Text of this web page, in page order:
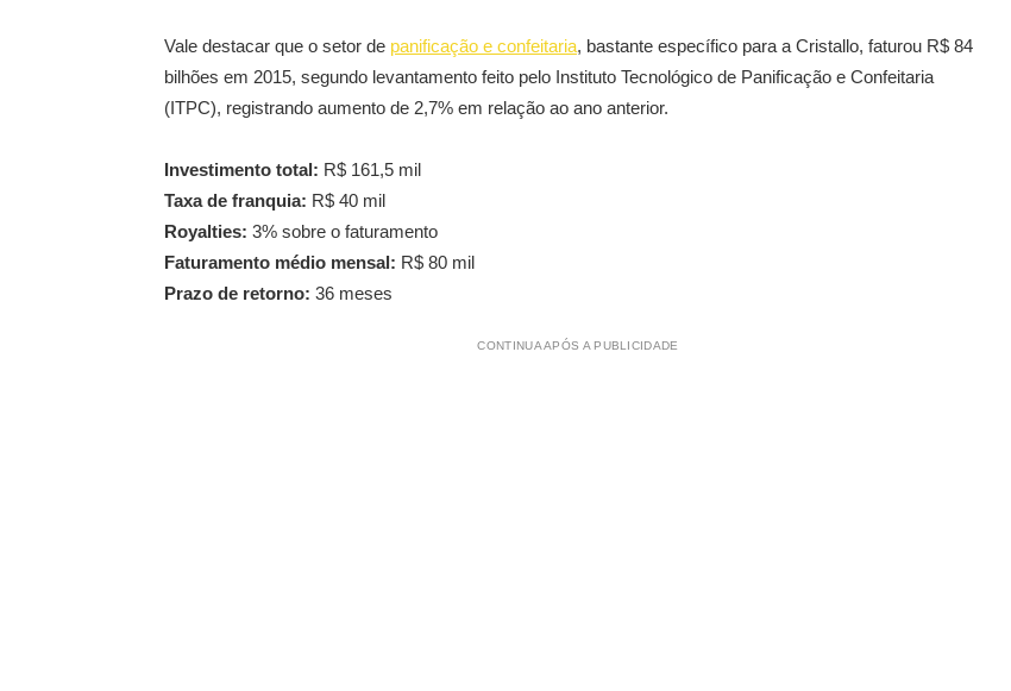
Vale destacar que o setor de panificação e confeitaria, bastante específico para a Cristallo, faturou R$ 84
bilhões em 2015, segundo levantamento feito pelo Instituto Tecnológico de Panificação e Confeitaria
(ITPC), registrando aumento de 2,7% em relação ao ano anterior.
Investimento total: R$ 161,5 mil
Taxa de franquia: R$ 40 mil
Royalties: 3% sobre o faturamento
Faturamento médio mensal: R$ 80 mil
Prazo de retorno: 36 meses
CONTINUA APÓS A PUBLICIDADE